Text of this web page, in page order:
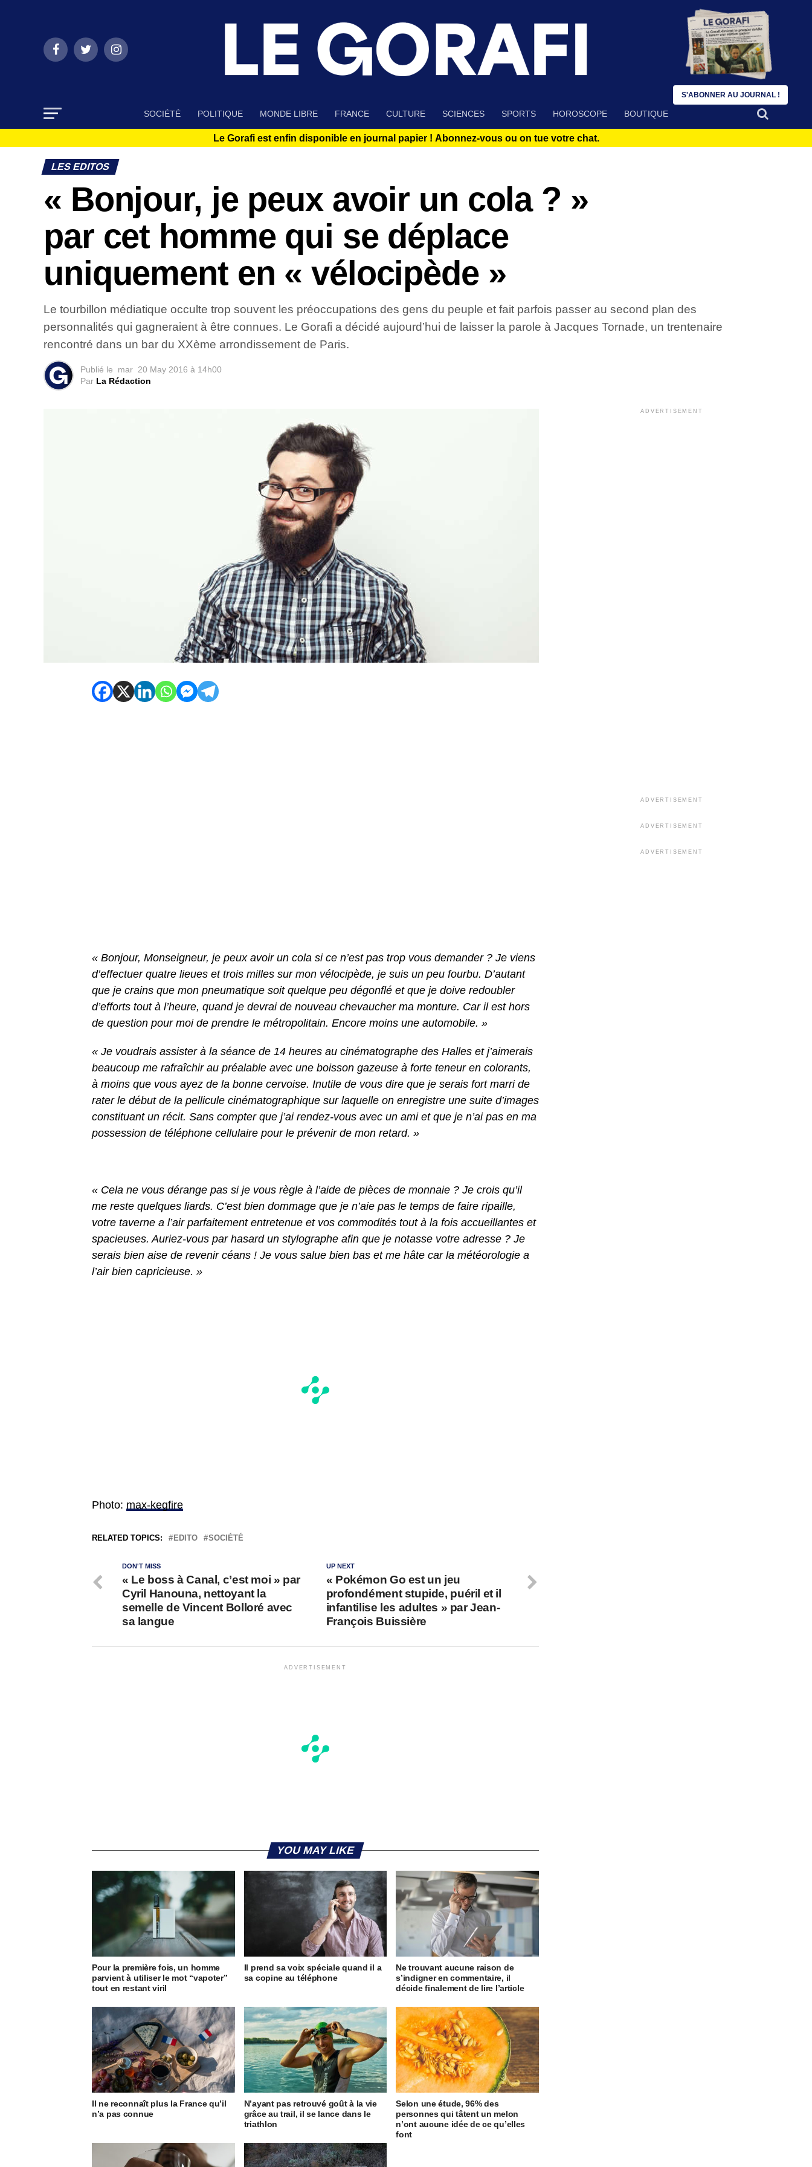
SOCIÉTÉ POLITIQUE MONDE LIBRE FRANCE CULTURE SCIENCES SPORTS HOROSCOPE BOUTIQUE
Le Gorafi est enfin disponible en journal papier ! Abonnez-vous ou on tue votre chat.
LES EDITOS
« Bonjour, je peux avoir un cola ? »
par cet homme qui se déplace
uniquement en « vélocipède »
Le tourbillon médiatique occulte trop souvent les préoccupations des gens du peuple et fait parfois passer au second plan des
personnalités qui gagneraient à être connues. Le Gorafi a décidé aujourd’hui de laisser la parole à Jacques Tornade, un trentenaire
rencontré dans un bar du XXème arrondissement de Paris.
Publié le mar 20 May 2016 à 14h00
Par La Rédaction
« Bonjour, Monseigneur, je peux avoir un cola si ce n’est pas trop vous demander ? Je viens
d’effectuer quatre lieues et trois milles sur mon vélocipède, je suis un peu fourbu. D’autant
que je crains que mon pneumatique soit quelque peu dégonflé et que je doive redoubler
d’efforts tout à l’heure, quand je devrai de nouveau chevaucher ma monture. Car il est hors
de question pour moi de prendre le métropolitain. Encore moins une automobile. »
« Je voudrais assister à la séance de 14 heures au cinématographe des Halles et j’aimerais
beaucoup me rafraîchir au préalable avec une boisson gazeuse à forte teneur en colorants,
à moins que vous ayez de la bonne cervoise. Inutile de vous dire que je serais fort marri de
rater le début de la pellicule cinématographique sur laquelle on enregistre une suite d’images
constituant un récit. Sans compter que j’ai rendez-vous avec un ami et que je n’ai pas en ma
possession de téléphone cellulaire pour le prévenir de mon retard. »
« Cela ne vous dérange pas si je vous règle à l’aide de pièces de monnaie ? Je crois qu’il
me reste quelques liards. C’est bien dommage que je n’aie pas le temps de faire ripaille,
votre taverne a l’air parfaitement entretenue et vos commodités tout à la fois accueillantes et
spacieuses. Auriez-vous par hasard un stylographe afin que je notasse votre adresse ? Je
serais bien aise de revenir céans ! Je vous salue bien bas et me hâte car la météorologie a
l’air bien capricieuse. »
Photo: max-kegfire
RELATED TOPICS: EDITO SOCIÉTÉ
UP NEXT
« Pokémon Go est un jeu
profondément stupide, puéril et il
infantilise les adultes » par Jean-
François Buissière
DON'T MISS
« Le boss à Canal, c’est moi » par
Cyril Hanouna, nettoyant la
semelle de Vincent Bolloré avec
sa langue
ADVERTISEMENT
YOU MAY LIKE
Pour la première fois, un homme
parvient à utiliser le mot “vapoter”
tout en restant viril
Il prend sa voix spéciale quand il a
sa copine au téléphone
Ne trouvant aucune raison de
s’indigner en commentaire, il
décide finalement de lire l’article
Il ne reconnaît plus la France qu’il
n’a pas connue
N’ayant pas retrouvé goût à la vie
grâce au trail, il se lance dans le
triathlon
Selon une étude, 96% des
personnes qui tâtent un melon
n’ont aucune idée de ce qu’elles
font
ADVERTISEMENT
ADVERTISEMENT
ADVERTISEMENT
ADVERTISEMENT
S'ABONNER AU JOURNAL !